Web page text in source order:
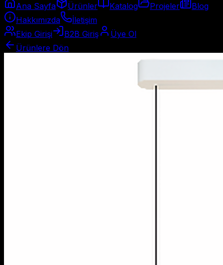
Ana Sayfa Ürünler Katalog Projeler
Blog
Hakkımızda
İletişim
Ekip Girişi
B2B Giriş
Üye Ol
Ürünlere Dön